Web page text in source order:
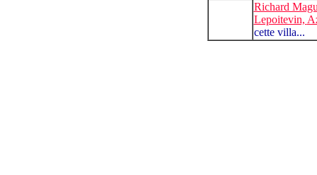
Richard
Lepoitevin,
cette villa...